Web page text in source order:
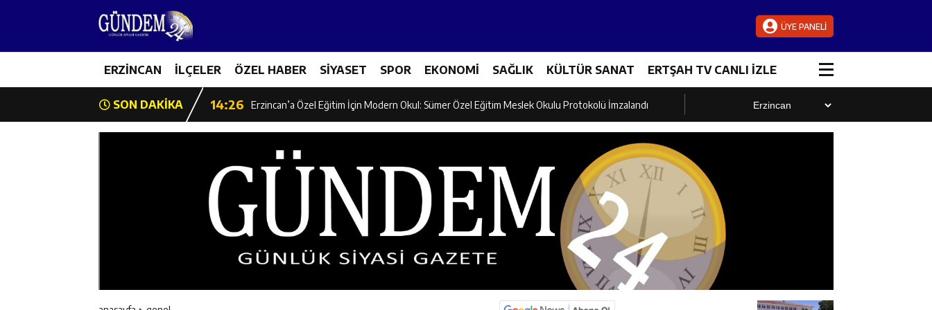
ÜYE PANELİ
ERZİNCAN İLÇELER ÖZEL HABER SİYASET SPOR EKONOMİ SAĞLIK KÜLTÜR SANAT ERTŞAH TV CANLI İZLE
SON DAKİKA
14:26 Geleceğin Üreticileri Tarım Teknolojileriyle Tanışıyor
14:26 Erzincan’a Özel Eğitim İçin Modern Okul: Sümer Özel Eğitim Meslek Okulu Protokolü İmzalandı
14:25 İl Müdürü Ünalan’dan Zengin Ailesine Taziye Ziyareti
14:24 İlk Durak Medine Müdafii Fahreddin Paşa’nın Kızının Kabri
Erzincan Aile ve Sosyal Hizmetler İl Müdürlüğünde Değerlendirme Toplantısı